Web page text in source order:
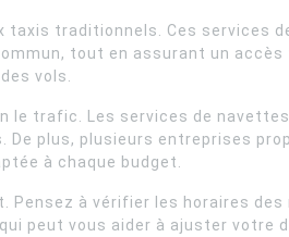
taxis traditionnels. Ces services
tout en assurant un accès
vols.
le trafic. Les services de
De plus, plusieurs entreprises
à chaque budget.
Pensez à vérifier les horaires des
peut vous aider à ajuster votre